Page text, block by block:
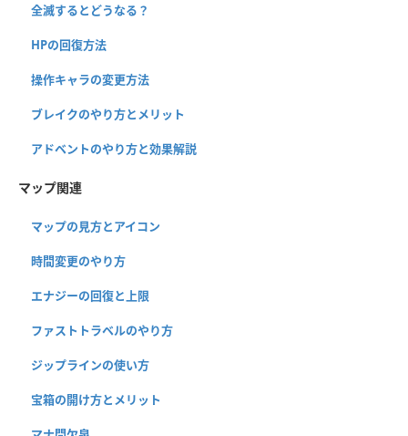
全滅するとどうなる？
HPの回復方法
操作キャラの変更方法
ブレイクのやり方とメリット
アドベントのやり方と効果解説
マップ関連
マップの見方とアイコン
時間変更のやり方
エナジーの回復と上限
ファストトラベルのやり方
ジップラインの使い方
宝箱の開け方とメリット